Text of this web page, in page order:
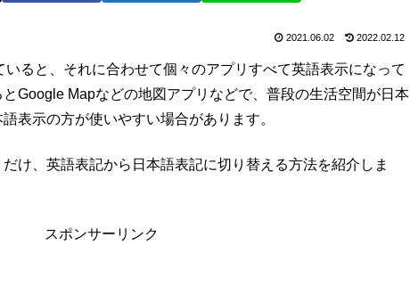
2021.06.02 2022.02.12
ると、それに合わせて個々のアプリすべて英語表示になって
Google Mapなどの地図アプリなどで、普段の生活空間が日本
表示の方が使いやすい場合があります。
け、英語表記から日本語表記に切り替える方法を紹介しま
スポンサーリンク